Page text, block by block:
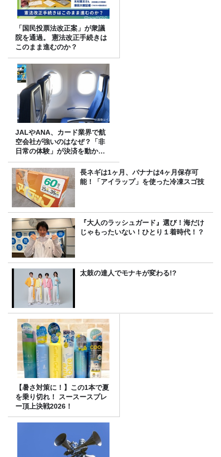
「国民投票法改正案」が衆議
院を通過。 憲法改正手続きは
このまま進むのか？
JALやANA、カード業界で航
空会社が強いのはなぜ？「非
日常の体験」が決済を動かす
理由
長ネギは1ヶ月、バナナは4ヶ月保存可
能！「アイラップ」を使った冷凍スゴ技
『大人のラッシュガード』選び！海だけ
じゃもったいない！ひとり１着時代！？
太鼓の達人でモナキが変わる!?
【暑さ対策に！】この1本で夏
を乗り切れ！ スースースプレ
ー頂上決戦2026！